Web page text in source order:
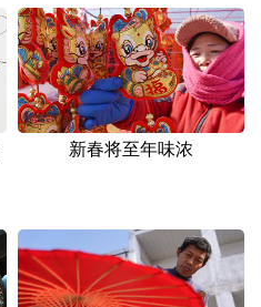
青海 宁夏
黑龙江
Français عربى
日本語 한국어
新春将至年味浓